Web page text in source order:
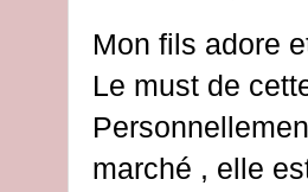
Mon fils adore
Le must de
marché , elle